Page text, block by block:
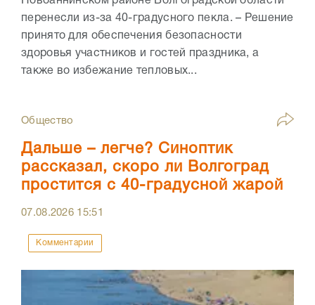
перенесли из-за 40-градусного пекла. – Решение
принято для обеспечения безопасности
здоровья участников и гостей праздника, а
также во избежание тепловых...
Общество
Дальше – легче? Синоптик
рассказал, скоро ли Волгоград
простится с 40-градусной жарой
07.08.2026 15:51
Комментарии